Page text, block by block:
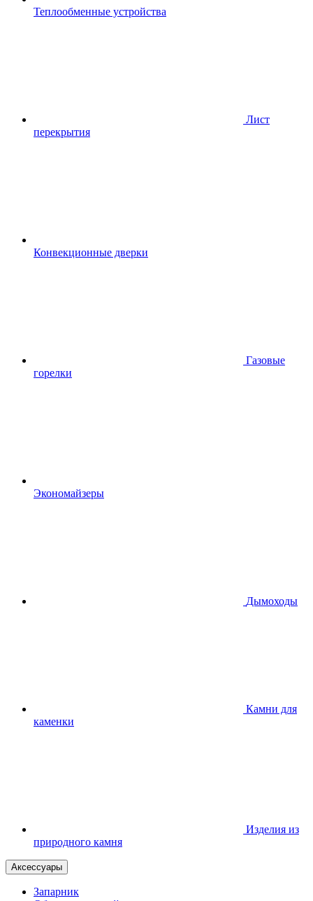
Теплообменные устройства
Лист
перекрытия
Конвекционные дверки
Газовые
горелки
Экономайзеры
Дымоходы
Камни для
каменки
Изделия из
природного камня
Аксессуары
Запарник